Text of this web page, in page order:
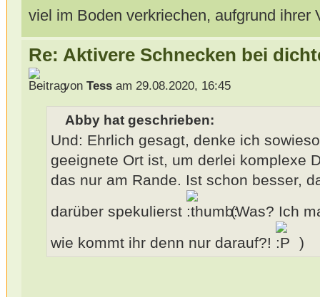
viel im Boden verkriechen, aufgrund ihrer
Re: Aktivere Schnecken bei
von Tessam 29.08.2020, 16:45
Abby hat geschrieben:
Und: Ehrlich gesagt, denke ich
geeignete Ort ist, um derlei komplexe
das nur am Rande. Ist schon besser,
darüber spekulierst
(Was? Ich
wie kommt ihr denn nur darauf?!
)